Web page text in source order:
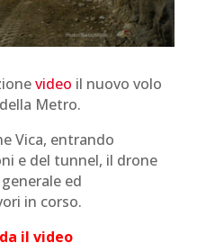
video il nuovo volo
Metro.
Vica, entrando
e del tunnel, il drone
ed
in corso.
il video